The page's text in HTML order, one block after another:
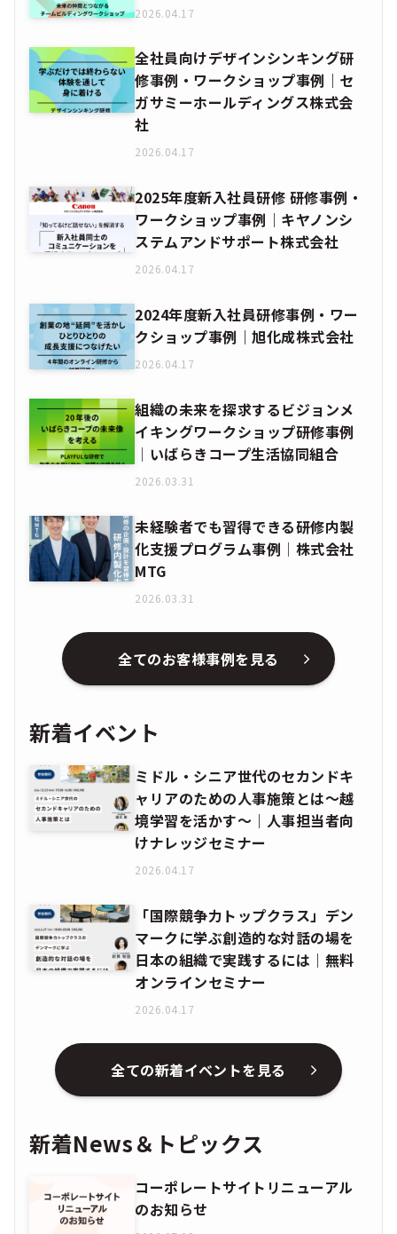
2026.04.17
全社員向けデザインシンキング研
修事例・ワークショップ事例｜セ
ガサミーホールディングス株式会
社
2026.04.17
2025年度新入社員研修 研修事例・
ワークショップ事例｜キヤノンシ
ステムアンドサポート株式会社
2026.04.17
2024年度新入社員研修事例・ワー
クショップ事例｜旭化成株式会社
2026.04.17
組織の未来を探求するビジョンメ
イキングワークショップ研修事例
│いばらきコープ生活協同組合
2026.03.31
未経験者でも習得できる研修内製
化支援プログラム事例│株式会社
MTG
2026.03.31
全てのお客様事例を見る
新着イベント
ミドル・シニア世代のセカンドキ
ャリアのための人事施策とは〜越
境学習を活かす〜｜人事担当者向
けナレッジセミナー
2026.04.17
「国際競争力トップクラス」デン
マークに学ぶ創造的な対話の場を
日本の組織で実践するには｜無料
オンラインセミナー
2026.04.17
全ての新着イベントを見る
新着News＆トピックス
コーポレートサイトリニューアル
のお知らせ